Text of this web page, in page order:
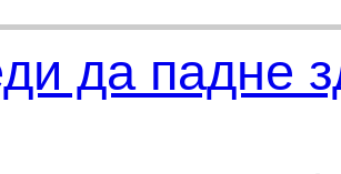
да падне